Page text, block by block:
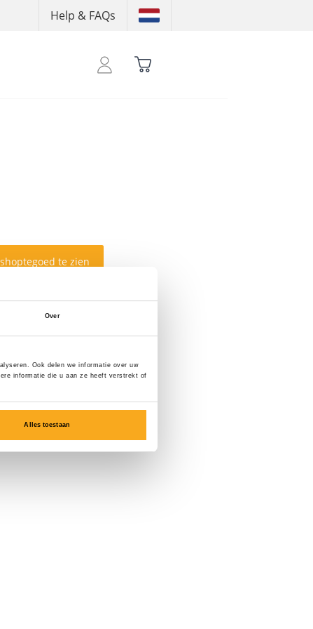
Over
Ook delen we informatie over uw
informatie die u aan ze heeft verstrekt of
Alles toestaan
Help & FAQs
te zien